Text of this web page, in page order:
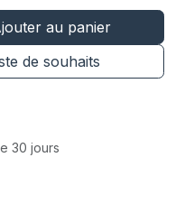
au panier
de souhaits
30 jours